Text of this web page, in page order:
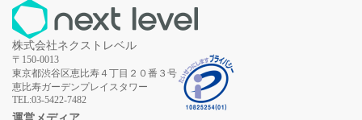
2026年8月7日
2026年8月7日 静岡県浜松市への移住ってどう？暮らしの特徴を解説
2026年8月7日
2026年8月7日
株式会社ネクストレベル
〒150-0013
東京都渋谷区恵比寿４丁目２０番３号
恵比寿ガーデンプレイスタワー
TEL:03-5422-7482